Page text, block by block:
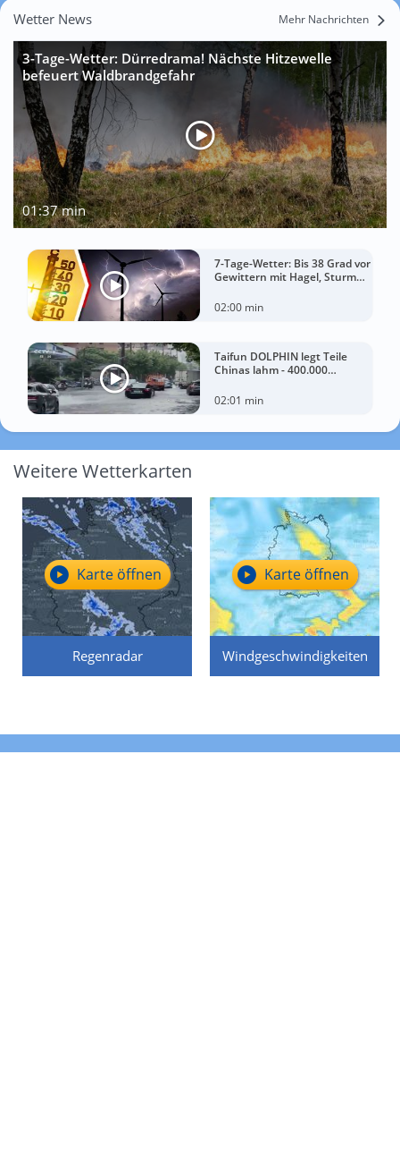
Wetter News Mehr Nachrichten
3-Tage-Wetter: Dürredrama! Nächste Hitzewelle
befeuert Waldbrandgefahr
01:37 min
7-Tage-Wetter: Bis 38 Grad vor
Gewittern mit Hagel, Sturm
02:00 min
Taifun DOLPHIN legt Teile
Chinas lahm - 400.000
verlassen
02:01 min
Weitere Wetterkarten
Regenradar
Karte öffnen
Windgeschwindigkeiten
Karte öffnen